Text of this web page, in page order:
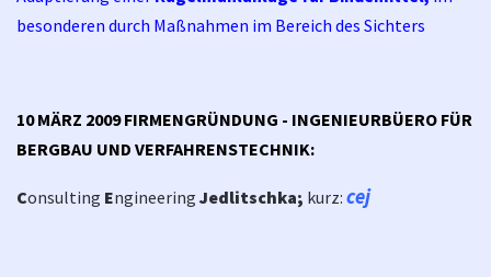
besonderen durch Maßnahmen im Bereich des Sichters
10 MÄRZ 2009 FIRMENGRÜNDUNG - INGENIEURBÜERO FÜR
BERGBAU UND VERFAHRENSTECHNIK:
Consulting Engineering Jedlitschka; kurz: cej